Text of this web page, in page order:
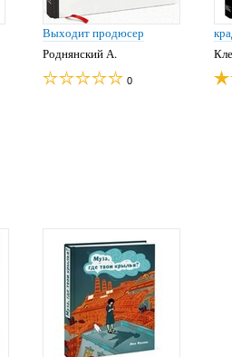
Выходит продюсер
Роднянский А.
0